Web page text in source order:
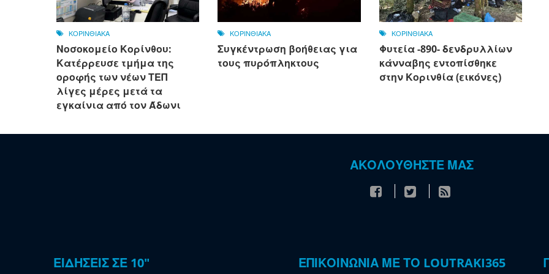
ΚΟΡΙΝΘΙΑΚΑ
Νοσοκομείο Κορίνθου:
Κατέρρευσε τμήμα της
οροφής των νέων ΤΕΠ
λίγες μέρες μετά τα
εγκαίνια από τον Άδωνι
ΚΟΡΙΝΘΙΑΚΑ
Συγκέντρωση βοήθειας για
τους πυρόπληκτους
ΚΟΡΙΝΘΙΑΚΑ
Φυτεία -890- δενδρυλλίων
κάνναβης εντοπίσθηκε
στην Κορινθία (εικόνες)
ΑΚΟΛΟΥΘΗΣΤΕ ΜΑΣ
ΕΙΔΗΣΕΙΣ ΣΕ 10" ΕΠΙΚΟΙΝΩΝΙΑ ΜΕ ΤΟ LOUTRAKI365